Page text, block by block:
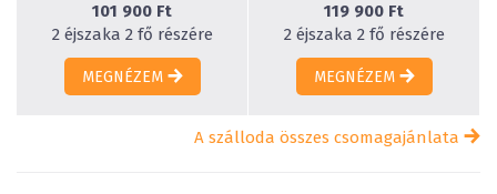
101 900 Ft
2 éjszaka 2 fő részére
MEGNÉZEM
119 900 Ft
2 éjszaka 2 fő részére
MEGNÉZEM
A szálloda összes csomagajánlata